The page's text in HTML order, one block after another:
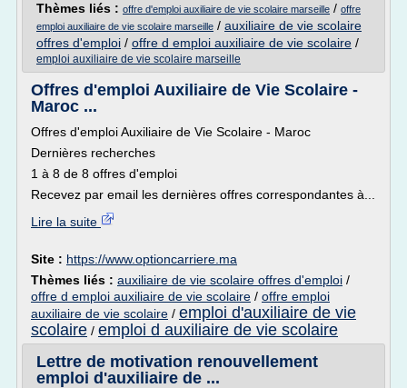
Thèmes liés : offre d'emploi auxiliaire de vie scolaire marseille / offre
emploi auxiliaire de vie scolaire marseille / auxiliaire de vie scolaire
offres d'emploi / offre d emploi auxiliaire de vie scolaire /
emploi auxiliaire de vie scolaire marseille
Offres d'emploi Auxiliaire de Vie Scolaire -
Maroc ...
Offres d'emploi Auxiliaire de Vie Scolaire - Maroc
Dernières recherches
1 à 8 de 8 offres d'emploi
Recevez par email les dernières offres correspondantes à...
Lire la suite
Site : https://www.optioncarriere.ma
Thèmes liés : auxiliaire de vie scolaire offres d'emploi /
offre d emploi auxiliaire de vie scolaire / offre emploi
auxiliaire de vie scolaire / emploi d'auxiliaire de vie
scolaire / emploi d auxiliaire de vie scolaire
Lettre de motivation renouvellement
emploi d'auxiliaire de ...